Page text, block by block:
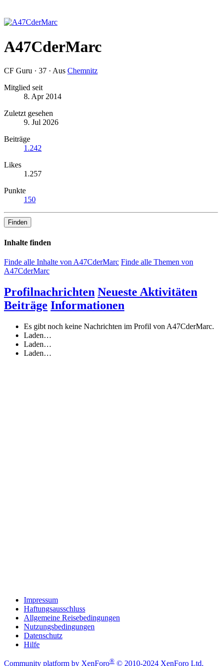
A47CderMarc
CF Guru · 37 · Aus Chemnitz
Mitglied seit
8. Apr 2014
Zuletzt gesehen
9. Jul 2026
Beiträge
1.242
Likes
1.257
Punkte
150
Finden
Inhalte finden
Finde alle Inhalte von A47CderMarc Finde alle Themen von
A47CderMarc
Profilnachrichten Neueste Aktivitäten
Beiträge Informationen
Es gibt noch keine Nachrichten im Profil von A47CderMarc.
Laden…
Laden…
Laden…
Impressum
Haftungsausschluss
Allgemeine Reisebedingungen
Nutzungsbedingungen
Datenschutz
Hilfe
Community platform by XenForo® © 2010-2024 XenForo Ltd.